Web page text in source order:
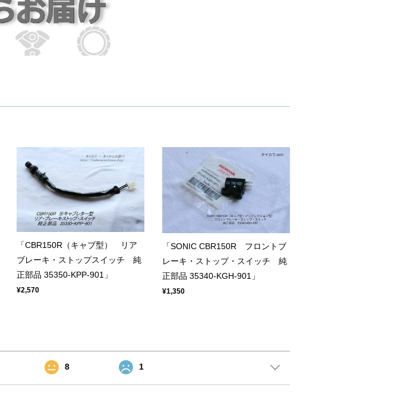
「CBR150R（キャブ型） リア
ブレーキ・ストップスイッチ 純
正部品 35350-KPP-901」
¥2,570
「SONIC CBR150R フロントブ
レーキ・ストップ・スイッチ 純
正部品 35340-KGH-901」
¥1,350
8 1